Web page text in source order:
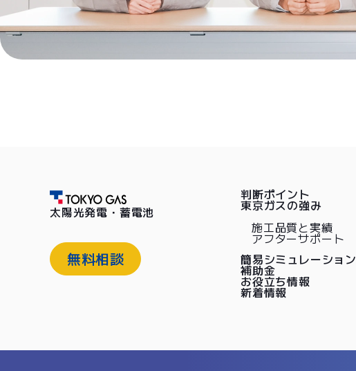
太陽光発電・蓄電池
無料相談
判断ポイント
東京ガスの強み
施工品質と実績
アフターサポート
簡易シミュレーション
補助金
お役立ち情報
新着情報